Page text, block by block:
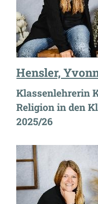
Hensler,
Klassenlehrerin
Religion in den
2025/26